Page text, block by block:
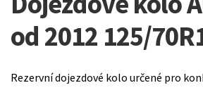
od 2012 125/
Rezervní dojezdové kolo určené pro